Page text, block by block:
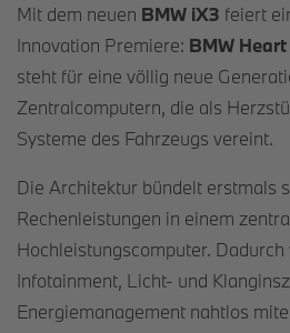
Mit dem neuen BMW iX3 feiert
Innovation Premiere: BMW
steht für eine völlig neue
Zentralcomputern, die als
Systeme des Fahrzeugs vereint.
Die Architektur bündelt erstmals
Rechenleistungen in einem
Hochleistungscomputer.
Infotainment, Licht- und
Energiemanagement nahtlos